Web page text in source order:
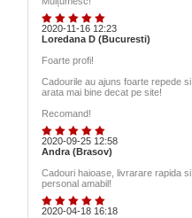
2020-11-16 12:23
Loredana D (Bucuresti)
Foarte profi!
Cadourile au ajuns foarte repede si
arata mai bine decat pe site!
Recomand!
2020-09-25 12:58
Andra (Brasov)
Cadouri haioase, livrarare rapida si
personal amabil!
2020-04-18 16:18